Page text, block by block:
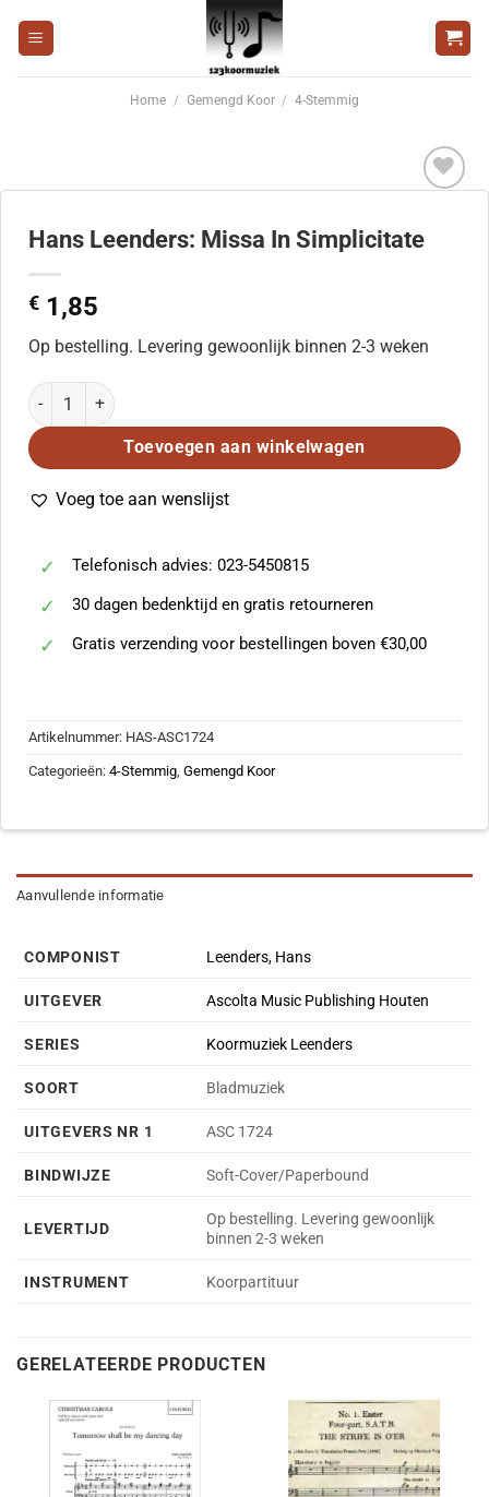
naar
Home / Gemengd Koor / 4-Stemmig
toe aan
wenslijst
Hans Leenders: Missa In Simplicitate
€ 1,85
Op bestelling. Levering gewoonlijk binnen 2-3 weken
Hans Leenders: Missa In Simplicitate aantal
Toevoegen aan winkelwagen
Voeg toe aan wenslijst
Telefonisch advies: 023-5450815
30 dagen bedenktijd en gratis retourneren
Gratis verzending voor bestellingen boven €30,00
Artikelnummer: HAS-ASC1724
Categorieën: 4-Stemmig, Gemengd Koor
Aanvullende informatie
COMPONIST Leenders, Hans
UITGEVER Ascolta Music Publishing Houten
SERIES Koormuziek Leenders
SOORT Bladmuziek
UITGEVERS NR 1 ASC 1724
BINDWIJZE Soft-Cover/Paperbound
LEVERTIJD
Op bestelling. Levering gewoonlijk
binnen 2-3 weken
INSTRUMENT Koorpartituur
GERELATEERDE PRODUCTEN